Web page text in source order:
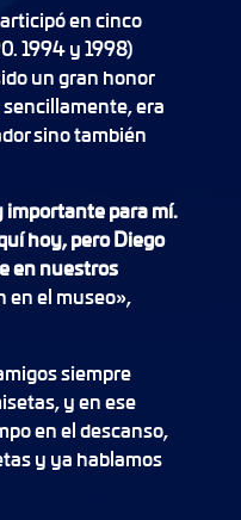
en cinco
1994 y 1998)
un gran honor
era
sino también
importante para mí.
hoy, pero Diego
en nuestros
el museo»,
siempre
y en ese
en el descanso,
y ya hablamos